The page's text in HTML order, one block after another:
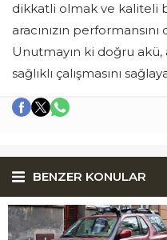
dikkatli olmak ve kaliteli
aracınızın
Unutmayın ki doğru akü,
sağlıklı çalışmasını
BENZER KONULAR